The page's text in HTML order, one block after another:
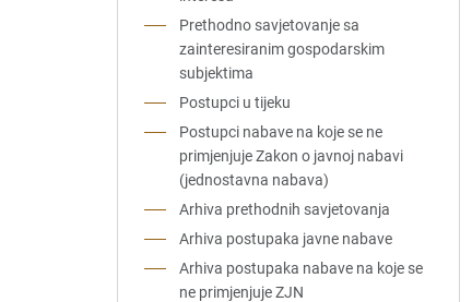
Prethodno savjetovanje sa
zainteresiranim gospodarskim
subjektima
Postupci u tijeku
Postupci nabave na koje se ne
primjenjuje Zakon o javnoj nabavi
(jednostavna nabava)
Arhiva prethodnih savjetovanja
Arhiva postupaka javne nabave
Arhiva postupaka nabave na koje se
ne primjenjuje ZJN